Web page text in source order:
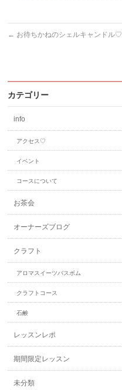
← お待ちかねのシェルキャンドル♡
カテゴリー
info
アクセス♡
イベント
コースについて
お茶会
オーナーズブログ
クラフト
アロマスイーツバスボム
クラフトコース
石鹸
レッスンレポ
期間限定レッスン
未分類